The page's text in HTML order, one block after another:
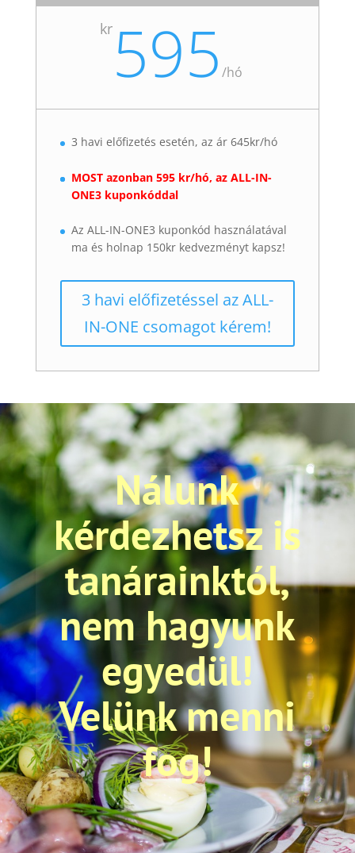
kr595 /hó
3 havi előfizetés esetén, az ár 645kr/hó
MOST azonban 595 kr/hó, az ALL-IN-
ONE3 kuponkóddal
Az ALL-IN-ONE3 kuponkód használatával
ma és holnap 150kr kedvezményt kapsz!
3 havi előfizetéssel az ALL-
IN-ONE csomagot kérem!
Nálunk
kérdezhetsz is
tanárainktól,
nem hagyunk
egyedül!
Velünk menni
fog!